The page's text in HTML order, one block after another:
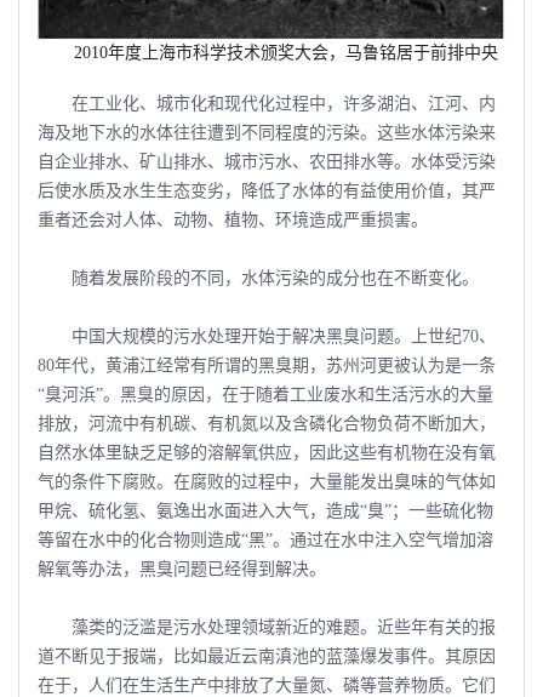
2010年度上海市科学技术颁奖大会，马鲁铭居于前排中央
在工业化、城市化和现代化过程中，许多湖泊、江河、内
海及地下水的水体往往遭到不同程度的污染。这些水体污染来
自企业排水、矿山排水、城市污水、农田排水等。水体受污染
后使水质及水生生态变劣，降低了水体的有益使用价值，其严
重者还会对人体、动物、植物、环境造成严重损害。
随着发展阶段的不同，水体污染的成分也在不断变化。
中国大规模的污水处理开始于解决黑臭问题。上世纪70、
80年代，黄浦江经常有所谓的黑臭期，苏州河更被认为是一条
“臭河浜”。黑臭的原因，在于随着工业废水和生活污水的大量
排放，河流中有机碳、有机氮以及含磷化合物负荷不断加大，
自然水体里缺乏足够的溶解氧供应，因此这些有机物在没有氧
气的条件下腐败。在腐败的过程中，大量能发出臭味的气体如
甲烷、硫化氢、氨逸出水面进入大气，造成“臭”；一些硫化物
等留在水中的化合物则造成“黑”。通过在水中注入空气增加溶
解氧等办法，黑臭问题已经得到解决。
藻类的泛滥是污水处理领域新近的难题。近些年有关的报
道不断见于报端，比如最近云南滇池的蓝藻爆发事件。其原因
在于，人们在生活生产中排放了大量氮、磷等营养物质。它们